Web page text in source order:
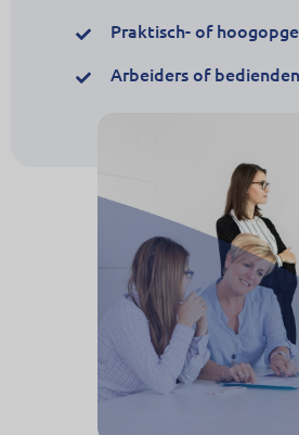
Praktisch- of
Arbeiders of bedienden